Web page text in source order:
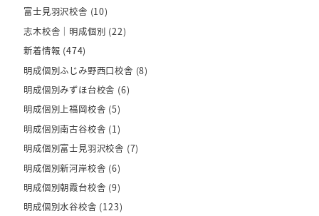
富士見羽沢校舎 (10)
志木校舎｜明成個別 (22)
新着情報 (474)
明成個別ふじみ野西口校舎 (8)
明成個別みずほ台校舎 (6)
明成個別上福岡校舎 (5)
明成個別南古谷校舎 (1)
明成個別富士見羽沢校舎 (7)
明成個別新河岸校舎 (6)
明成個別朝霞台校舎 (9)
明成個別水谷校舎 (123)